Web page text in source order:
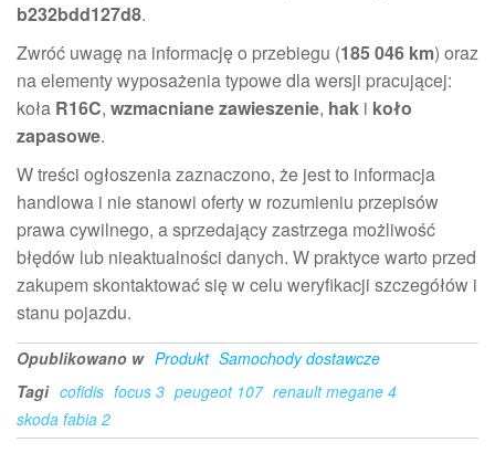
b232bdd127d8.
Zwróć uwagę na informację o przebiegu (185 046 km) oraz
na elementy wyposażenia typowe dla wersji pracującej:
koła R16C, wzmacniane zawieszenie, hak i koło
zapasowe.
W treści ogłoszenia zaznaczono, że jest to informacja
handlowa i nie stanowi oferty w rozumieniu przepisów
prawa cywilnego, a sprzedający zastrzega możliwość
błędów lub nieaktualności danych. W praktyce warto przed
zakupem skontaktować się w celu weryfikacji szczegółów i
stanu pojazdu.
Opublikowano w Produkt Samochody dostawcze
Tagi cofidis focus 3 peugeot 107 renault megane 4
skoda fabia 2